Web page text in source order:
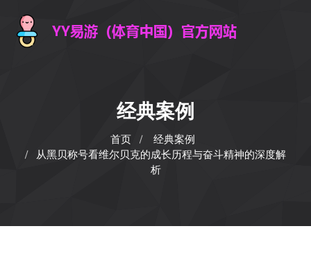
经典案例
首页
经典案例
从黑贝称号看维尔贝克的成长历程与奋斗精神的深度解
析